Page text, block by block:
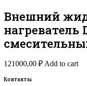
Внешний
нагреватель
121000,00 ₽ Add to cart
Контакты